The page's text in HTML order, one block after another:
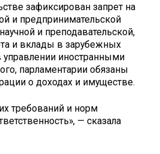
зафиксирован запрет на
и предпринимательской
и преподавательской,
и вклады в зарубежных
управлении иностранными
парламентарии обязаны
о доходах и имуществе.
требований и норм
— сказала